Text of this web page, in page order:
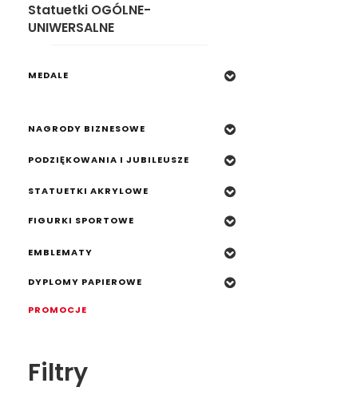
PODZIĘKOWANIA I JUBILEUSZE
FIGURKI SPORTOWE
EMBLEMATY
DYPLOMY PAPIEROWE
PROMOCJE
Statuetki OGÓLNE-
UNIWERSALNE
MEDALE
NAGRODY BIZNESOWE
PODZIĘKOWANIA I JUBILEUSZE
STATUETKI AKRYLOWE
FIGURKI SPORTOWE
EMBLEMATY
DYPLOMY PAPIEROWE
PROMOCJE
Filtry